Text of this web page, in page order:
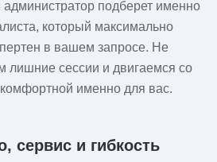
подберет именно
который максимально
в вашем запросе. Не
лишние сессии и двигаемся со
именно для вас.
сервис и гибкость